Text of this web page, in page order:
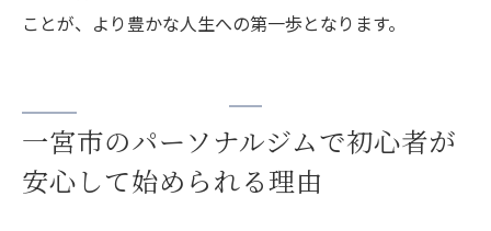
ことが、より豊かな人生への第一歩となります。
一宮市のパーソナルジムで初心者が
安心して始められる理由